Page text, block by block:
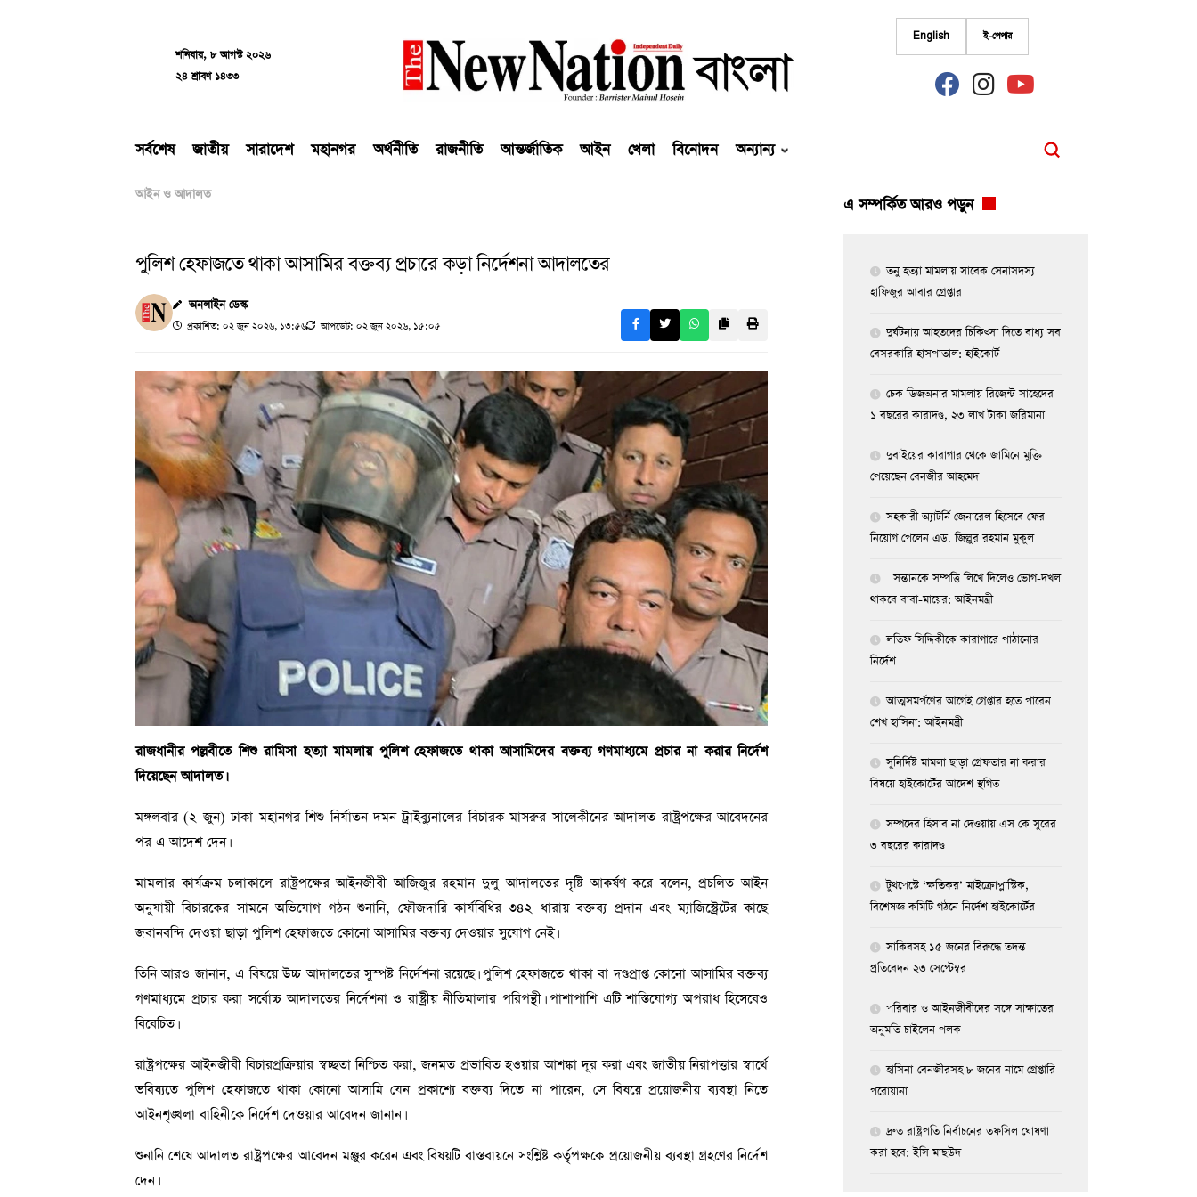
শনিবার, ৮ আগস্ট ২০২৬
২৪ শ্রাবণ ১৪৩৩
English ই-পেপার
fab
fa-
fab
fa-
fab
fa-
সর্বশেষ জাতীয় সারাদেশ মহানগর অর্থনীতি রাজনীতি আন্তর্জাতিক আইন খেলা বিনোদন অন্যান্য
আইন ও আদালত
পুলিশ হেফাজতে থাকা আসামির বক্তব্য প্রচারে কড়া নির্দেশনা আদালতের
অনলাইন ডেস্ক
প্রকাশিত: ০২ জুন ২০২৬, ১৩:৫৬ আপডেট: ০২ জুন ২০২৬, ১৫:০৫
রাজধানীর পল্লবীতে শিশু রামিসা হত্যা মামলায় পুলিশ হেফাজতে থাকা আসামিদের বক্তব্য গণমাধ্যমে প্রচার না করার নির্দেশ
দিয়েছেন আদালত।
মঙ্গলবার (২ জুন) ঢাকা মহানগর শিশু নির্যাতন দমন ট্রাইব্যুনালের বিচারক মাসরুর সালেকীনের আদালত রাষ্ট্রপক্ষের আবেদনের
পর এ আদেশ দেন।
মামলার কার্যক্রম চলাকালে রাষ্ট্রপক্ষের আইনজীবী আজিজুর রহমান দুলু আদালতের দৃষ্টি আকর্ষণ করে বলেন, প্রচলিত আইন
অনুযায়ী বিচারকের সামনে অভিযোগ গঠন শুনানি, ফৌজদারি কার্যবিধির ৩৪২ ধারায় বক্তব্য প্রদান এবং ম্যাজিস্ট্রেটের কাছে
জবানবন্দি দেওয়া ছাড়া পুলিশ হেফাজতে কোনো আসামির বক্তব্য দেওয়ার সুযোগ নেই।
তিনি আরও জানান, এ বিষয়ে উচ্চ আদালতের সুস্পষ্ট নির্দেশনা রয়েছে। পুলিশ হেফাজতে থাকা বা দণ্ডপ্রাপ্ত কোনো আসামির বক্তব্য
গণমাধ্যমে প্রচার করা সর্বোচ্চ আদালতের নির্দেশনা ও রাষ্ট্রীয় নীতিমালার পরিপন্থী। পাশাপাশি এটি শাস্তিযোগ্য অপরাধ হিসেবেও
বিবেচিত।
রাষ্ট্রপক্ষের আইনজীবী বিচারপ্রক্রিয়ার স্বচ্ছতা নিশ্চিত করা, জনমত প্রভাবিত হওয়ার আশঙ্কা দূর করা এবং জাতীয় নিরাপত্তার স্বার্থে
ভবিষ্যতে পুলিশ হেফাজতে থাকা কোনো আসামি যেন প্রকাশ্যে বক্তব্য দিতে না পারেন, সে বিষয়ে প্রয়োজনীয় ব্যবস্থা নিতে
আইনশৃঙ্খলা বাহিনীকে নির্দেশ দেওয়ার আবেদন জানান।
শুনানি শেষে আদালত রাষ্ট্রপক্ষের আবেদন মঞ্জুর করেন এবং বিষয়টি বাস্তবায়নে সংশ্লিষ্ট কর্তৃপক্ষকে প্রয়োজনীয় ব্যবস্থা গ্রহণের নির্দেশ
দেন।
এ সম্পর্কিত আরও পড়ুন
তনু হত্যা মামলায় সাবেক সেনাসদস্য
হাফিজুর আবার গ্রেপ্তা‌র
দুর্ঘটনায় আহতদের চিকিৎসা দিতে বাধ্য সব
বেসরকারি হাসপাতাল: হাইকোর্ট
চেক ডিজঅনার মামলায় রিজেন্ট সাহেদের
১ বছরের কারাদণ্ড, ২৩ লাখ টাকা জরিমানা
দুবাইয়ের কারাগার থেকে জামিনে মুক্তি
পেয়েছেন বেনজীর আহমেদ
সহকারী অ্যাটর্নি জেনারেল হিসেবে ফের
নিয়োগ পেলেন এড. জিল্লুর রহমান মুকুল
সন্তানকে সম্পত্তি লিখে দিলেও ভোগ-দখল
থাকবে বাবা-মায়ের: আইনমন্ত্রী
লতিফ সিদ্দিকীকে কারাগারে পাঠানোর
নির্দেশ
আত্মসমর্পণের আগেই গ্রেপ্তার হতে পারেন
শেখ হাসিনা: আইনমন্ত্রী
সুনির্দিষ্ট মামলা ছাড়া গ্রেফতার না করার
বিষয়ে হাইকোর্টের আদেশ স্থগিত
সম্পদের হিসাব না দেওয়ায় এস কে সুরের
৩ বছরের কারাদণ্ড
টুথপেস্টে ‘ক্ষতিকর’ মাইক্রোপ্লাস্টিক,
বিশেষজ্ঞ কমিটি গঠনে নির্দেশ হাইকোর্টের
সাকিবসহ ১৫ জনের বিরুদ্ধে তদন্ত
প্রতিবেদন ২৩ সেপ্টেম্বর
পরিবার ও আইনজীবীদের সঙ্গে সাক্ষাতের
অনুমতি চাইলেন পলক
হাসিনা-বেনজীরসহ ৮ জনের নামে গ্রেপ্তারি
পরোয়ানা
দ্রুত রাষ্ট্রপতি নির্বাচনের তফসিল ঘোষণা
করা হবে: ইসি মাছউদ